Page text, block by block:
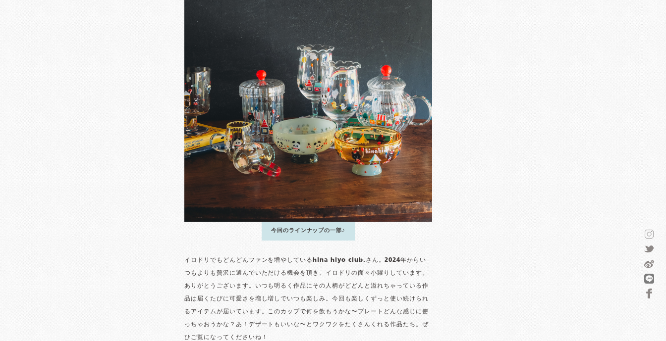
今回のラインナップの一部♪
イロドリでもどんどんファンを増やしているhina hiyo club.さん。2024年からい
つもよりも贅沢に選んでいただける機会を頂き、イロドリの面々小躍りしています。
ありがとうございます。いつも明るく作品にその人柄がどどんと溢れちゃっている作
品は届くたびに可愛さを増し増しでいつも楽しみ。今回も楽しくずっと使い続けられ
るアイテムが届いています。このカップで何を飲もうかな〜プレートどんな感じに使
っちゃおうかな？あ！デザートもいいな〜とワクワクをたくさんくれる作品たち。ぜ
ひご覧になってくださいね！